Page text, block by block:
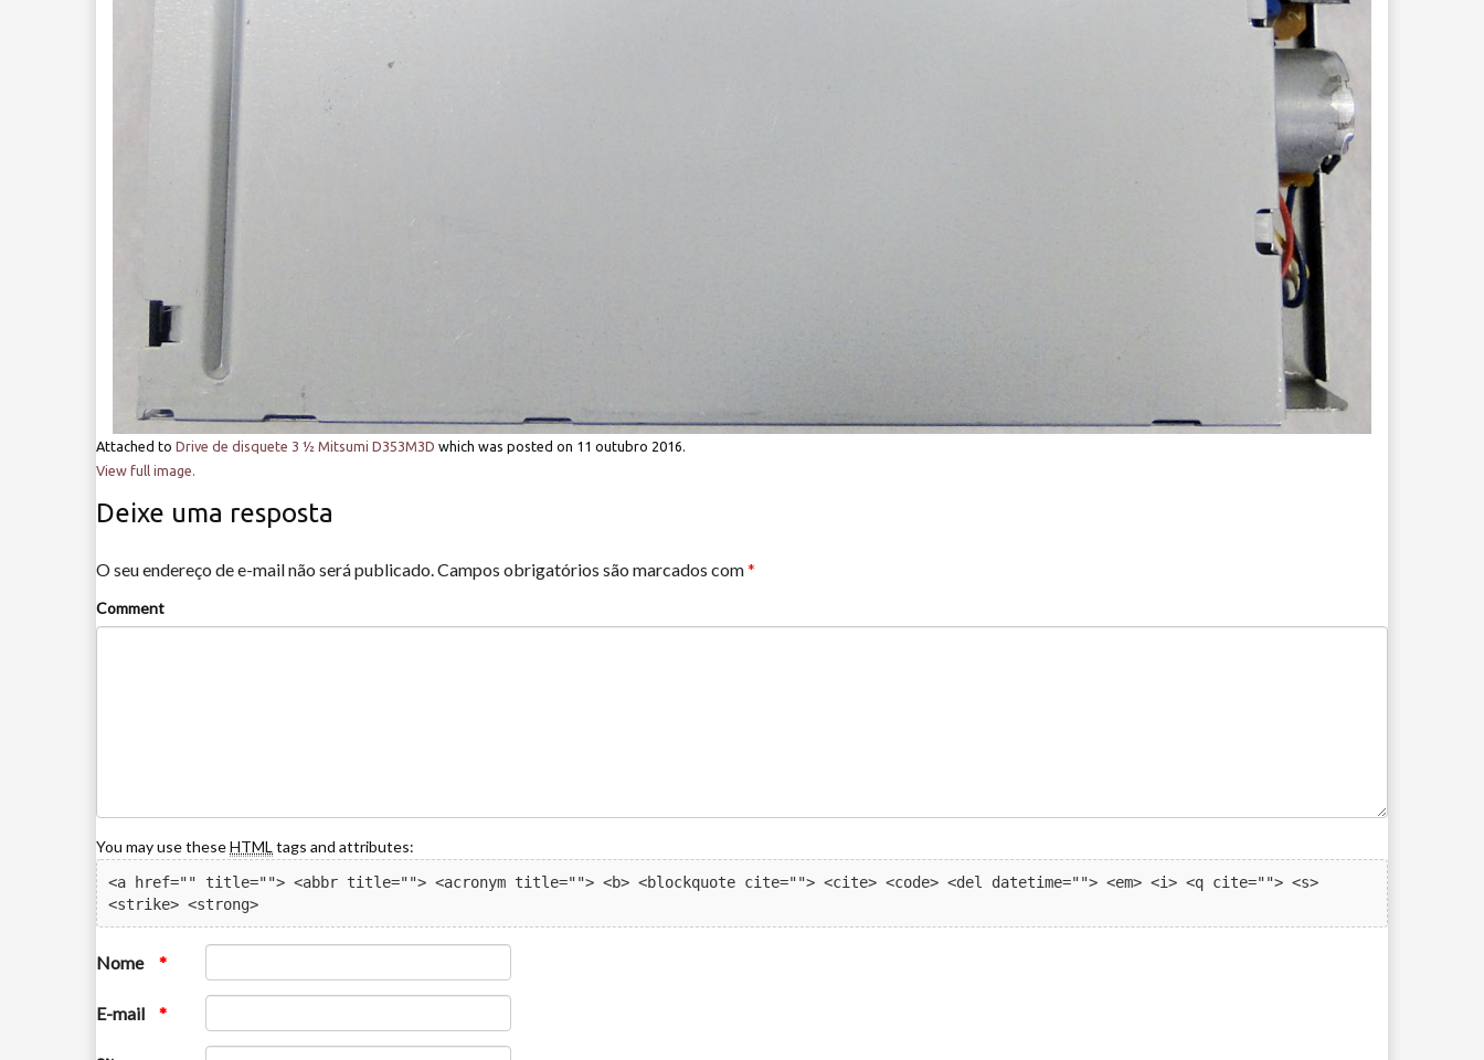
Attached to Drive de disquete 3 ½ Mitsumi D353M3D which was posted on 11 outubro 2016.
View full image.
Deixe uma resposta
O seu endereço de e-mail não será publicado.Campos obrigatórios são marcados com*
Comment
You may use theseHTML tags and attributes:
<a href="" title=""> <abbr title=""> <acronym title=""> <b> <blockquote cite=""> <cite> <code> <del datetime=""> <em> <i> <q cite=""> <s>
<strike> <strong>
Nome *
E-mail *